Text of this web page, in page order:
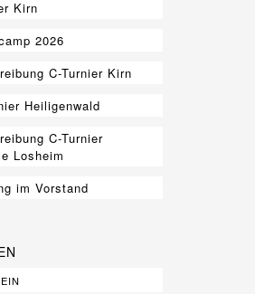
Kirn
2026
C-Turnier Kirn
Heiligenwald
C-Turnier
Losheim
im Vorstand